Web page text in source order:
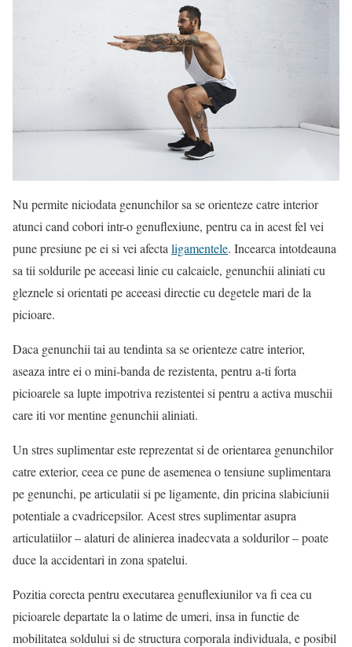
Nu permite niciodata genunchilor sa se orienteze catre interior
atunci cand cobori intr-o genuflexiune, pentru ca in acest fel vei
pune presiune pe ei si vei afecta ligamentele. Incearca intotdeauna
sa tii soldurile pe aceeasi linie cu calcaiele, genunchii aliniati cu
gleznele si orientati pe aceeasi directie cu degetele mari de la
picioare.
Daca genunchii tai au tendinta sa se orienteze catre interior,
aseaza intre ei o mini-banda de rezistenta, pentru a-ti forta
picioarele sa lupte impotriva rezistentei si pentru a activa muschii
care iti vor mentine genunchii aliniati.
Un stres suplimentar este reprezentat si de orientarea genunchilor
catre exterior, ceea ce pune de asemenea o tensiune suplimentara
pe genunchi, pe articulatii si pe ligamente, din pricina slabiciunii
potentiale a cvadricepsilor. Acest stres suplimentar asupra
articulatiilor – alaturi de alinierea inadecvata a soldurilor – poate
duce la accidentari in zona spatelui.
Pozitia corecta pentru executarea genuflexiunilor va fi cea cu
picioarele departate la o latime de umeri, insa in functie de
mobilitatea soldului si de structura corporala individuala, e posibil